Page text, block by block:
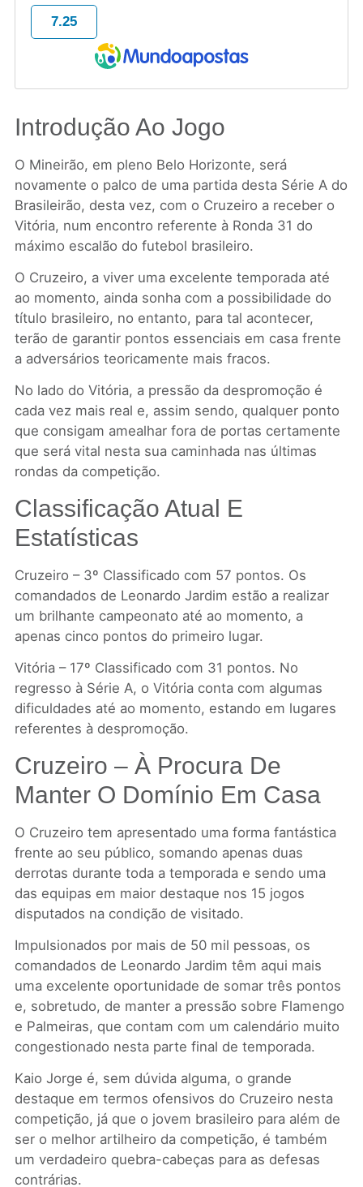
7.25
Introdução Ao Jogo
O Mineirão, em pleno Belo Horizonte, será
novamente o palco de uma partida desta Série A do
Brasileirão, desta vez, com o Cruzeiro a receber o
Vitória, num encontro referente à Ronda 31 do
máximo escalão do futebol brasileiro.
O Cruzeiro, a viver uma excelente temporada até
ao momento, ainda sonha com a possibilidade do
título brasileiro, no entanto, para tal acontecer,
terão de garantir pontos essenciais em casa frente
a adversários teoricamente mais fracos.
No lado do Vitória, a pressão da despromoção é
cada vez mais real e, assim sendo, qualquer ponto
que consigam amealhar fora de portas certamente
que será vital nesta sua caminhada nas últimas
rondas da competição.
Classificação Atual E
Estatísticas
Cruzeiro – 3º Classificado com 57 pontos. Os
comandados de Leonardo Jardim estão a realizar
um brilhante campeonato até ao momento, a
apenas cinco pontos do primeiro lugar.
Vitória – 17º Classificado com 31 pontos. No
regresso à Série A, o Vitória conta com algumas
dificuldades até ao momento, estando em lugares
referentes à despromoção.
Cruzeiro – À Procura De
Manter O Domínio Em Casa
O Cruzeiro tem apresentado uma forma fantástica
frente ao seu público, somando apenas duas
derrotas durante toda a temporada e sendo uma
das equipas em maior destaque nos 15 jogos
disputados na condição de visitado.
Impulsionados por mais de 50 mil pessoas, os
comandados de Leonardo Jardim têm aqui mais
uma excelente oportunidade de somar três pontos
e, sobretudo, de manter a pressão sobre Flamengo
e Palmeiras, que contam com um calendário muito
congestionado nesta parte final de temporada.
Kaio Jorge é, sem dúvida alguma, o grande
destaque em termos ofensivos do Cruzeiro nesta
competição, já que o jovem brasileiro para além de
ser o melhor artilheiro da competição, é também
um verdadeiro quebra-cabeças para as defesas
contrárias.